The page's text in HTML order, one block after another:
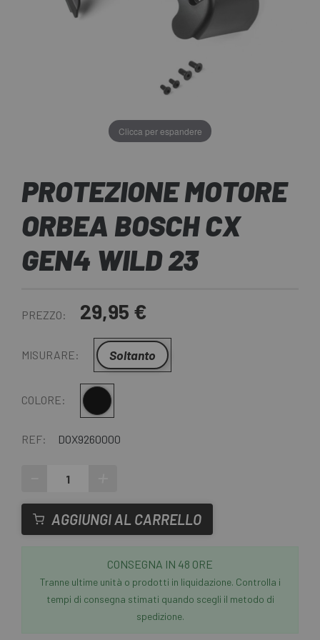
Clicca per espandere
PROTEZIONE MOTORE
ORBEA BOSCH CX
GEN4 WILD 23
PREZZO: 29,95 €
MISURARE: Soltanto
COLORE: Nero
REF: DOX9260000
AGGIUNGI AL CARRELLO
CONSEGNA IN 48 ORE
Tranne ultime unità o prodotti in liquidazione. Controlla i
tempi di consegna stimati quando scegli il metodo di
spedizione.